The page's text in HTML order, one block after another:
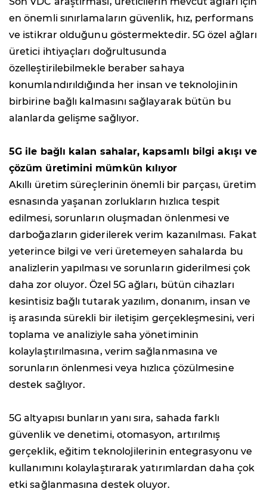
en önemli sınırlamaların güvenlik, hız, performans
ve istikrar olduğunu göstermektedir. 5G özel ağları
üretici ihtiyaçları doğrultusunda
özelleştirilebilmekle beraber sahaya
konumlandırıldığında her insan ve teknolojinin
birbirine bağlı kalmasını sağlayarak bütün bu
alanlarda gelişme sağlıyor.
5G ile bağlı kalan sahalar, kapsamlı bilgi akışı ve
çözüm üretimini mümkün kılıyor
Akıllı üretim süreçlerinin önemli bir parçası, üretim
esnasında yaşanan zorlukların hızlıca tespit
edilmesi, sorunların oluşmadan önlenmesi ve
darboğazların giderilerek verim kazanılması. Fakat
yeterince bilgi ve veri üretemeyen sahalarda bu
analizlerin yapılması ve sorunların giderilmesi çok
daha zor oluyor. Özel 5G ağları, bütün cihazları
kesintisiz bağlı tutarak yazılım, donanım, insan ve
iş arasında sürekli bir iletişim gerçekleşmesini, veri
toplama ve analiziyle saha yönetiminin
kolaylaştırılmasına, verim sağlanmasına ve
sorunların önlenmesi veya hızlıca çözülmesine
destek sağlıyor.
5G altyapısı bunların yanı sıra, sahada farklı
güvenlik ve denetimi, otomasyon, artırılmış
gerçeklik, eğitim teknolojilerinin entegrasyonu ve
kullanımını kolaylaştırarak yatırımlardan daha çok
etki sağlanmasına destek oluyor.